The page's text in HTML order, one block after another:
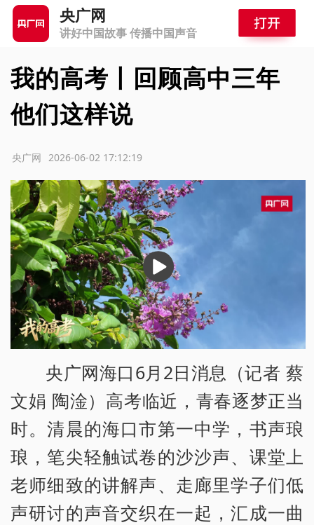
央广网
讲好中国故事 传播中国声音
我的高考丨回顾高中三年
他们这样说
2026-06-02 17:12:19
央广网
播
放
央广网海口6月2日消息（记者 蔡
文娟 陶淦）高考临近，青春逐梦正当
时。清晨的海口市第一中学，书声琅
琅，笔尖轻触试卷的沙沙声、课堂上
老师细致的讲解声、走廊里学子们低
声研讨的声音交织在一起，汇成一曲